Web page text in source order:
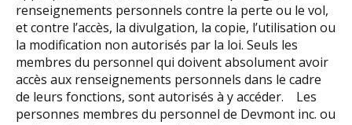
renseignements personnels contre la perte ou le vol,
et contre l’accès, la divulgation, la copie, l’utilisation ou
la modification non autorisés par la loi. Seuls les
membres du personnel qui doivent absolument avoir
accès aux renseignements personnels dans le cadre
de leurs fonctions, sont autorisés à y accéder. Les
personnes membres du personnel de Devmont inc. ou